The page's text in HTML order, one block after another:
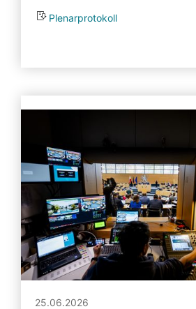
Plenarprotokoll
25.06.2026